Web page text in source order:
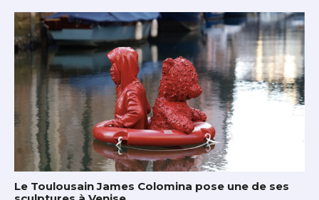
Le Toulousain James Colomina pose une de ses